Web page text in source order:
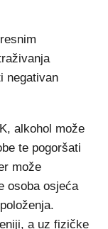
negativan
alkohol može
te pogoršati
može
osoba osjeća
a uz fizičke